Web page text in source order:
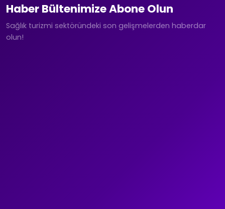
Haber Bültenimize Abone Olun
Sağlık turizmi sektöründeki son gelişmelerden haberdar
olun!